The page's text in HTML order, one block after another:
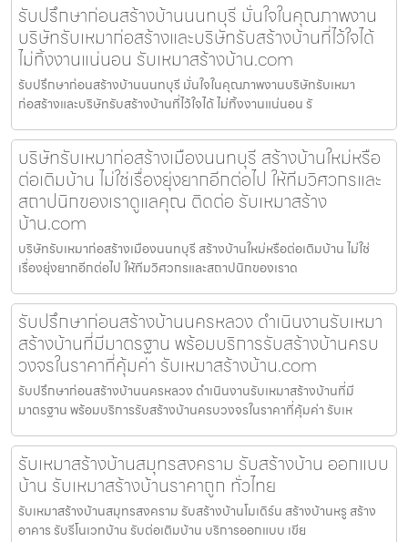
รับปรึกษาก่อนสร้างบ้านนนทบุรี มั่นใจในคุณภาพงาน
บริษัทรับเหมาก่อสร้างและบริษัทรับสร้างบ้านที่ไว้ใจได้
ไม่ทิ้งงานแน่นอน รับเหมาสร้างบ้าน.com
รับปรึกษาก่อนสร้างบ้านนนทบุรี มั่นใจในคุณภาพงานบริษัทรับเหมา
ก่อสร้างและบริษัทรับสร้างบ้านที่ไว้ใจได้ ไม่ทิ้งงานแน่นอน รั
บริษัทรับเหมาก่อสร้างเมืองนนทบุรี สร้างบ้านใหม่หรือ
ต่อเติมบ้าน ไม่ใช่เรื่องยุ่งยากอีกต่อไป ให้ทีมวิศวกรและ
สถาปนิกของเราดูแลคุณ ติดต่อ รับเหมาสร้าง
บ้าน.com
บริษัทรับเหมาก่อสร้างเมืองนนทบุรี สร้างบ้านใหม่หรือต่อเติมบ้าน ไม่ใช่
เรื่องยุ่งยากอีกต่อไป ให้ทีมวิศวกรและสถาปนิกของเราด
รับปรึกษาก่อนสร้างบ้านนครหลวง ดำเนินงานรับเหมา
สร้างบ้านที่มีมาตรฐาน พร้อมบริการรับสร้างบ้านครบ
วงจรในราคาที่คุ้มค่า รับเหมาสร้างบ้าน.com
รับปรึกษาก่อนสร้างบ้านนครหลวง ดำเนินงานรับเหมาสร้างบ้านที่มี
มาตรฐาน พร้อมบริการรับสร้างบ้านครบวงจรในราคาที่คุ้มค่า รับเห
รับเหมาสร้างบ้านสมุทรสงคราม รับสร้างบ้าน ออกแบบ
บ้าน รับเหมาสร้างบ้านราคาถูก ทั่วไทย
รับเหมาสร้างบ้านสมุทรสงคราม รับสร้างบ้านโมเดิร์น สร้างบ้านหรู สร้าง
อาคาร รับรีโนเวทบ้าน รับต่อเติมบ้าน บริการออกแบบ เขีย